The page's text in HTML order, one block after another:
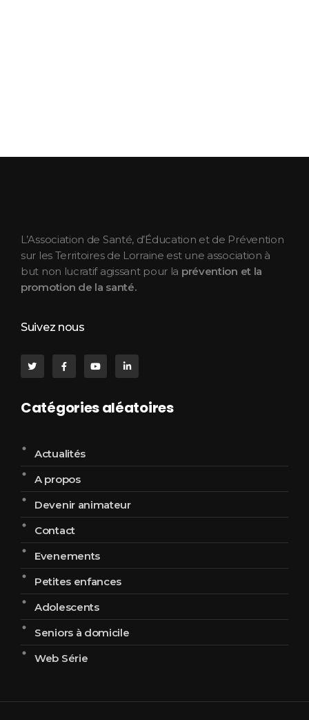
L’Association de Santé, d’Éducation et de Prévention
sur les Territoires de Lorraine est une association à
but non lucratif agissant pour la prévention et la
promotion de la santé.
Suivez nous
Catégories aléatoires
Actualités
A propos
Devenir animateur
Contact
Evenements
Petites enfances
Adolescents
Seniors à domicile
Web Série